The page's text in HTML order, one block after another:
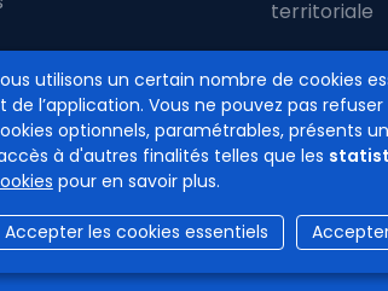
utilisons un certain nombre de cookies
de l’application. Vous ne pouvez pas
optionnels, paramétrables, présents
à d'autres finalités telles que les
pour en savoir plus.
Accepter les cookies essentiels
territoriale
Gestion des cookies Accessibilité